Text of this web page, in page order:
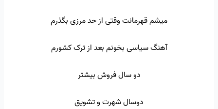
میشم قهرمانت وقتی از حد مرزی بگذرم
آهنگ سیاسی بخونم بعد از ترک کشورم
دو سال فروش بیشتر
دوسال شهرت و تشویق